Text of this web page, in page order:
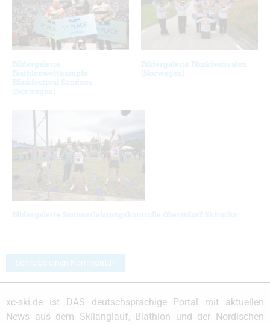
Bildergalerie
Biathlonwettkämpfe
Blinkfestival Sandnes
(Norwegen)
Bildergalerie Blinkfestivalen
(Norwegen)
Bildergalerie Sommerleistungskontrolle Oberstdorf Skirocks
Schreibe einen Kommentar
xc-ski.de ist DAS deutschsprachige Portal mit aktuellen
News aus dem Skilanglauf, Biathlon und der Nordischen